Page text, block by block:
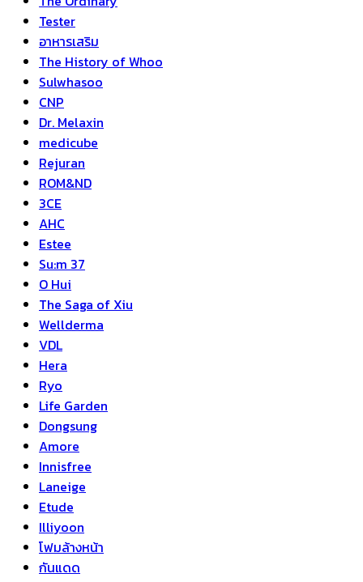
Tester
อาหารเสริม
The History of Whoo
Sulwhasoo
CNP
Dr. Melaxin
medicube
Rejuran
ROM&ND
3CE
AHC
Estee
Su:m 37
O Hui
The Saga of Xiu
Wellderma
VDL
Hera
Ryo
Life Garden
Dongsung
Amore
Innisfree
Laneige
Etude
Illiyoon
โฟมล้างหน้า
กันแดด